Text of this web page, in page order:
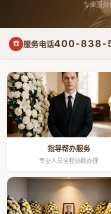
专业服务
☎ 服务电话400-838-
指导帮办服务
专业人员全程协助办理